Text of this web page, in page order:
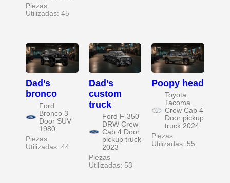
Piezas
Utilizadas: 45
Dad’s
bronco
Ford
Bronco 3
Door SUV
1980
Piezas
Utilizadas: 44
Dad’s
custom
truck
Ford F-350
DRW Crew
Cab 4 Door
pickup truck
2023
Piezas
Utilizadas: 53
Poopy head
Toyota
Tacoma
Crew Cab 4
Door pickup
truck 2024
Piezas
Utilizadas: 55